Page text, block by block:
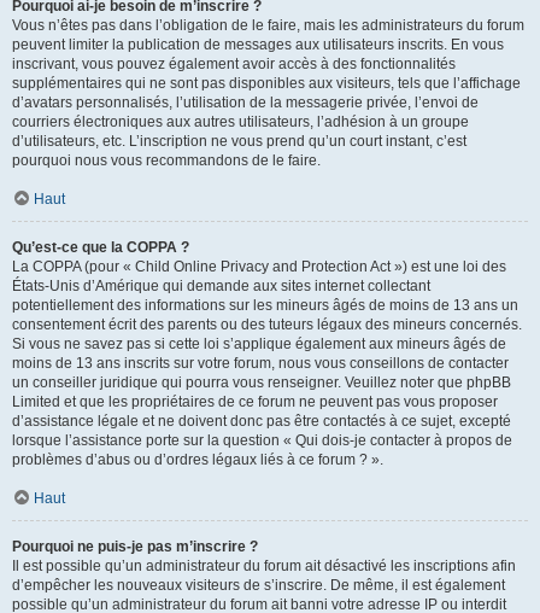
Pourquoi ai-je besoin de m’inscrire ?
Vous n’êtes pas dans l’obligation de le faire, mais les administrateurs du forum
peuvent limiter la publication de messages aux utilisateurs inscrits. En vous
inscrivant, vous pouvez également avoir accès à des fonctionnalités
supplémentaires qui ne sont pas disponibles aux visiteurs, tels que l’affichage
d’avatars personnalisés, l’utilisation de la messagerie privée, l’envoi de
courriers électroniques aux autres utilisateurs, l’adhésion à un groupe
d’utilisateurs, etc. L’inscription ne vous prend qu’un court instant, c’est
pourquoi nous vous recommandons de le faire.
Haut
Qu’est-ce que la COPPA ?
La COPPA (pour « Child Online Privacy and Protection Act ») est une loi des
États-Unis d’Amérique qui demande aux sites internet collectant
potentiellement des informations sur les mineurs âgés de moins de 13 ans un
consentement écrit des parents ou des tuteurs légaux des mineurs concernés.
Si vous ne savez pas si cette loi s’applique également aux mineurs âgés de
moins de 13 ans inscrits sur votre forum, nous vous conseillons de contacter
un conseiller juridique qui pourra vous renseigner. Veuillez noter que phpBB
Limited et que les propriétaires de ce forum ne peuvent pas vous proposer
d’assistance légale et ne doivent donc pas être contactés à ce sujet, excepté
lorsque l’assistance porte sur la question « Qui dois-je contacter à propos de
problèmes d’abus ou d’ordres légaux liés à ce forum ? ».
Haut
Pourquoi ne puis-je pas m’inscrire ?
Il est possible qu’un administrateur du forum ait désactivé les inscriptions afin
d’empêcher les nouveaux visiteurs de s’inscrire. De même, il est également
possible qu’un administrateur du forum ait banni votre adresse IP ou interdit